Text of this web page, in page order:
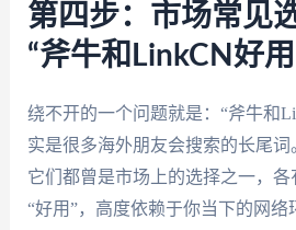
第四步：市场常见
“斧牛和LinkCN好
绕不开的一个问题就是：“斧牛和
实是很多海外朋友会搜索的长尾词
它们都曾是市场上的选择之一，
“好用”，高度依赖于你当下的网